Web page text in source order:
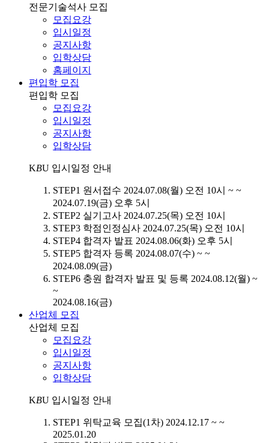
전문기술석사 모집
모집요강
입시일정
공지사항
입학상담
홈페이지
편입학 모집
편입학 모집
모집요강
입시일정
공지사항
입학상담
KBU 입시일정 안내
STEP1 원서접수 2024.07.08(월) 오전 10시 ~ ~
2024.07.19(금) 오후 5시
STEP2 실기고사 2024.07.25(목) 오전 10시
STEP3 학점인정심사 2024.07.25(목) 오전 10시
STEP4 합격자 발표 2024.08.06(화) 오후 5시
STEP5 합격자 등록 2024.08.07(수) ~ ~
2024.08.09(금)
STEP6 충원 합격자 발표 및 등록 2024.08.12(월) ~
~
2024.08.16(금)
산업체 모집
산업체 모집
모집요강
입시일정
공지사항
입학상담
KBU 입시일정 안내
STEP1 위탁교육 모집(1차) 2024.12.17 ~ ~
2025.01.20